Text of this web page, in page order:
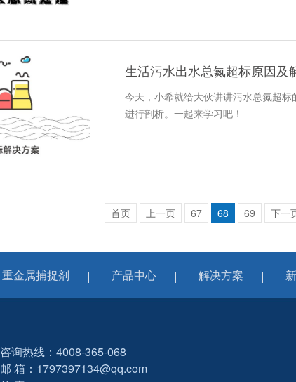
生活污水出水总氮超标原因及
今天，小希就给大伙讲讲污水总氮超
进行剖析。一起来学习吧！
首页 上一页 67 68 69 下一
重金属捕捉剂 产品中心 解决方案
咨询热线：4008-365-068
邮 箱：1797397134@qq.com